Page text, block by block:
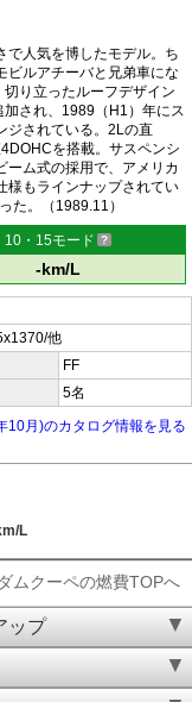
で人気を博したモデル。ち
ビルアチーバと兄弟車にな
り立ったルーフデザイン
され、1989（H1）年にス
ジされている。2Lの直
を搭載。サスペンシ
ーム式の採用で、アメリカ
様もラインナップされてい
た。（1989.11）
10・15モード
-km/L
他
FF
5名
10月)のカタログ情報を見る
L
ムクーペの燃費TOPへ
ップ